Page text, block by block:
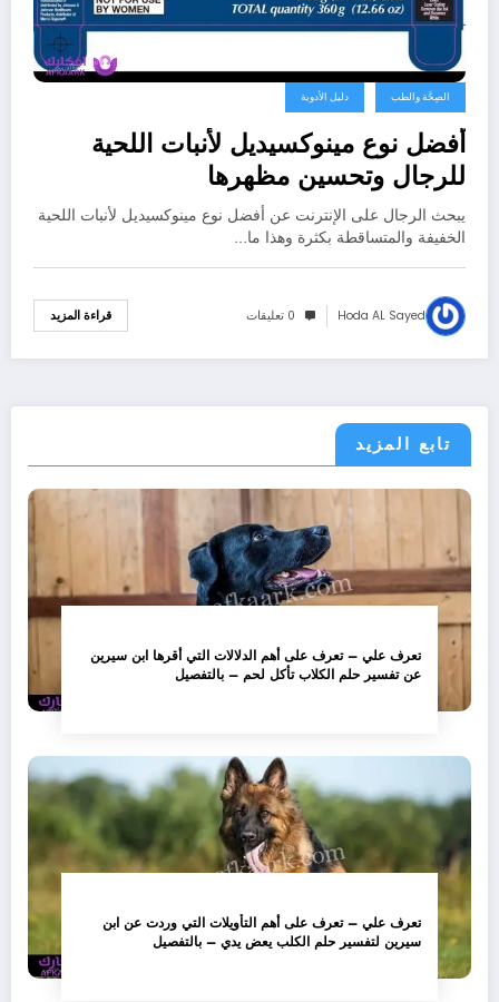
الصِحَّة والطب دليل الأدوية
أفضل نوع مينوكسيديل لأنبات اللحية
للرجال وتحسين مظهرها
يبحث الرجال على الإنترنت عن أفضل نوع مينوكسيديل لأنبات اللحية
الخفيفة والمتساقطة بكثرة وهذا ما…
Hoda AL Sayed 0 تعليقات قراءة المزيد
تابع المزيد
تعرف علي – تعرف على أهم الدلالات التي أقرها ابن سيرين
عن تفسير حلم الكلاب تأكل لحم – بالتفصيل
تعرف علي – تعرف على أهم التأويلات التي وردت عن ابن
سيرين لتفسير حلم الكلب يعض يدي – بالتفصيل